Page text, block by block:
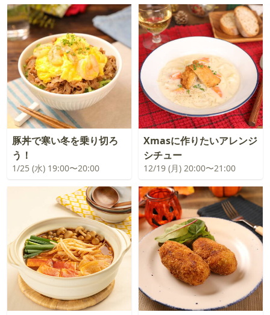
豚丼で寒い冬を乗り切ろ
う！
1/25 (水) 19:00〜20:00
Xmasに作りたいアレンジ
シチュー
12/19 (月) 20:00〜21:00